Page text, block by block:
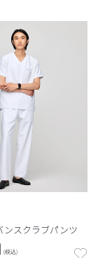
ンスクラブパンツ
(税込)